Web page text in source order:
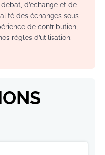
d’échange et de
des échanges sous
de contribution,
règles d’utilisation.